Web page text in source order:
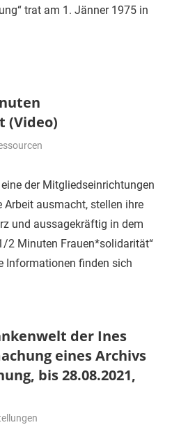
trat am 1. Jänner 1975 in
(Video)
der Mitgliedseinrichtungen
ausmacht, stellen ihre
und aussagekräftig in dem
2 Minuten Frauen*solidarität“
Informationen finden sich
der Ines
eines Archivs
bis 28.08.2021,